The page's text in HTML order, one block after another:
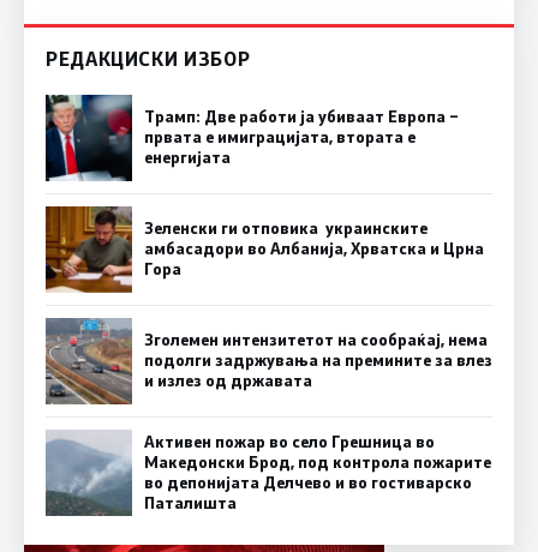
РЕДАКЦИСКИ ИЗБОР
Трамп: Две работи ја убиваат Европа –
првата е имиграцијата, втората е
енергијата
Зеленски ги отповика украинските
амбасадори во Албанија, Хрватска и Црна
Гора
Зголемен интензитетот на сообраќај, нема
подолги задржувања на премините за влез
и излез од државата
Активен пожар во село Грешница во
Македонски Брод, под контрола пожарите
во депонијата Делчево и во гостиварско
Паталишта